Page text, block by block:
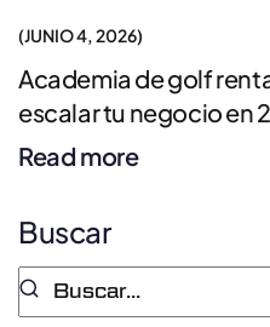
JUNIO 4, 2026
Academia de golf
escalar tu negocio en
Read more
Buscar